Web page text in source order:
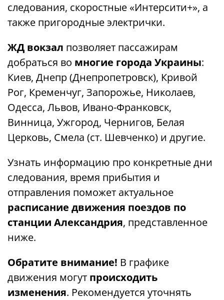
следования, скоростные «Интерсити+», а
также пригородные электрички.
ЖД вокзал позволяет пассажирам
добраться во многие города Украины:
Киев, Днепр (Днепропетровск), Кривой
Рог, Кременчуг, Запорожье, Николаев,
Одесса, Львов, Ивано-Франковск,
Винница, Ужгород, Чернигов, Белая
Церковь, Смела (ст. Шевченко) и другие.
Узнать информацию про конкретные дни
следования, время прибытия и
отправления поможет актуальное
расписание движения поездов по
станции Александрия, представленное
ниже.
Обратите внимание! В графике
движения могут происходить
изменения. Рекомендуется уточнять